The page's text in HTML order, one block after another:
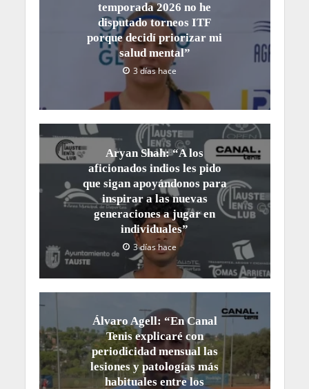
temporada 2026 no he
disputado torneos ITF
porque decidí priorizar mi
salud mental”
3 días hace
Aryan Shah: “A los
aficionados indios les pido
que sigan apoyándonos para
inspirar a las nuevas
generaciones a jugar en
individuales”
3 días hace
Álvaro Agell: “En Canal
Tenis explicaré con
periodicidad mensual las
lesiones y patologías más
habituales entre los